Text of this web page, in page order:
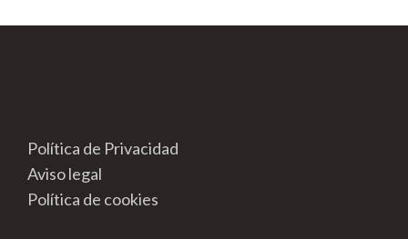
Política de Privacidad
Aviso legal
Política de cookies